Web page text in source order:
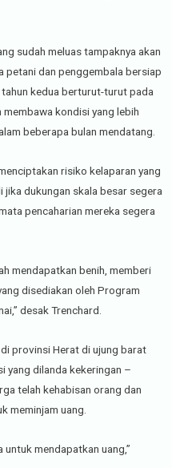
sudah meluas tampaknya akan
petani dan penggembala bersiap
kedua berturut-turut pada
kondisi yang lebih
beberapa bulan mendatang.
risiko kelaparan yang
jika dukungan skala besar segera
pencaharian mereka segera
mendapatkan benih, memberi
disediakan oleh Program
desak Trenchard.
provinsi Herat di ujung barat
yang dilanda kekeringan –
telah kehabisan orang dan
meminjam uang.
untuk mendapatkan uang,”